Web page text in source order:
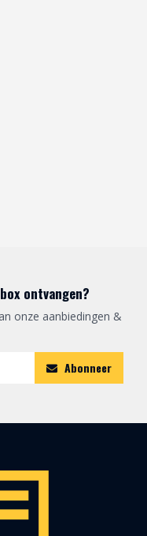
ontvangen?
onze aanbiedingen &
Abonneer